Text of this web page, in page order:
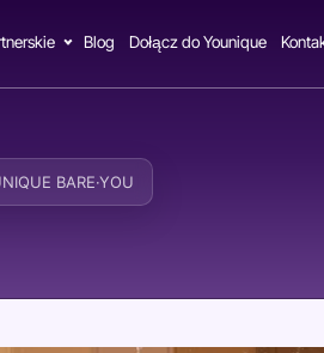
Blog Dołącz do Younique
BARE·YOU